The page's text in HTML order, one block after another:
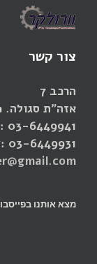
צור קשר
הרכב 7
אזה"ת סגולה.
03-6449941
03-6449931
מצא אותנו